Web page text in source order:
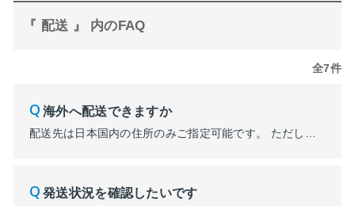
『 配送 』 内のFAQ
全7件
海外へ配送できますか
発送状況を確認したいです